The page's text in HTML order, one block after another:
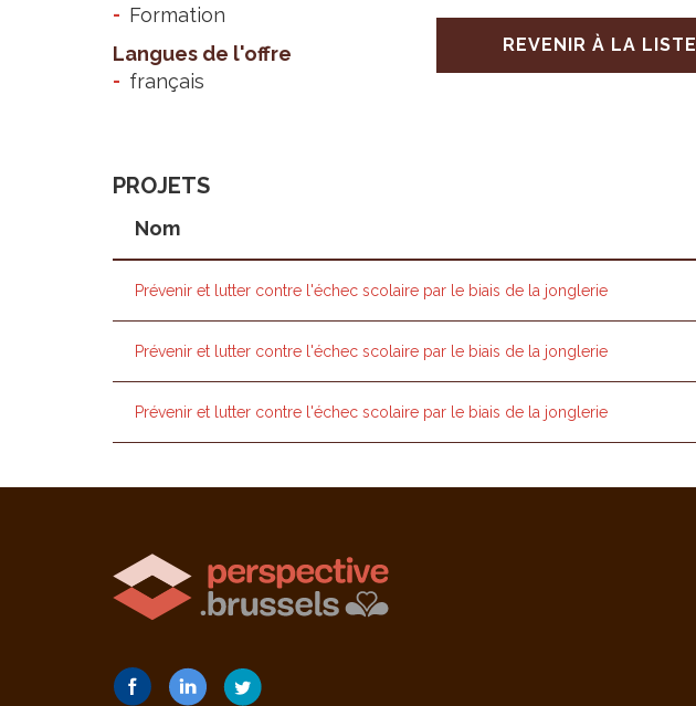
Formation
Langues de l'offre
français
REVENIR À LA LISTE
PROJETS
Nom
Prévenir et lutter contre l'échec scolaire par le biais de la jonglerie
Prévenir et lutter contre l'échec scolaire par le biais de la jonglerie
Prévenir et lutter contre l'échec scolaire par le biais de la jonglerie